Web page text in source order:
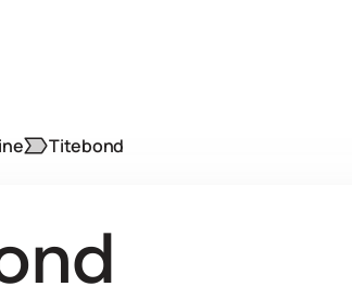
Titebond